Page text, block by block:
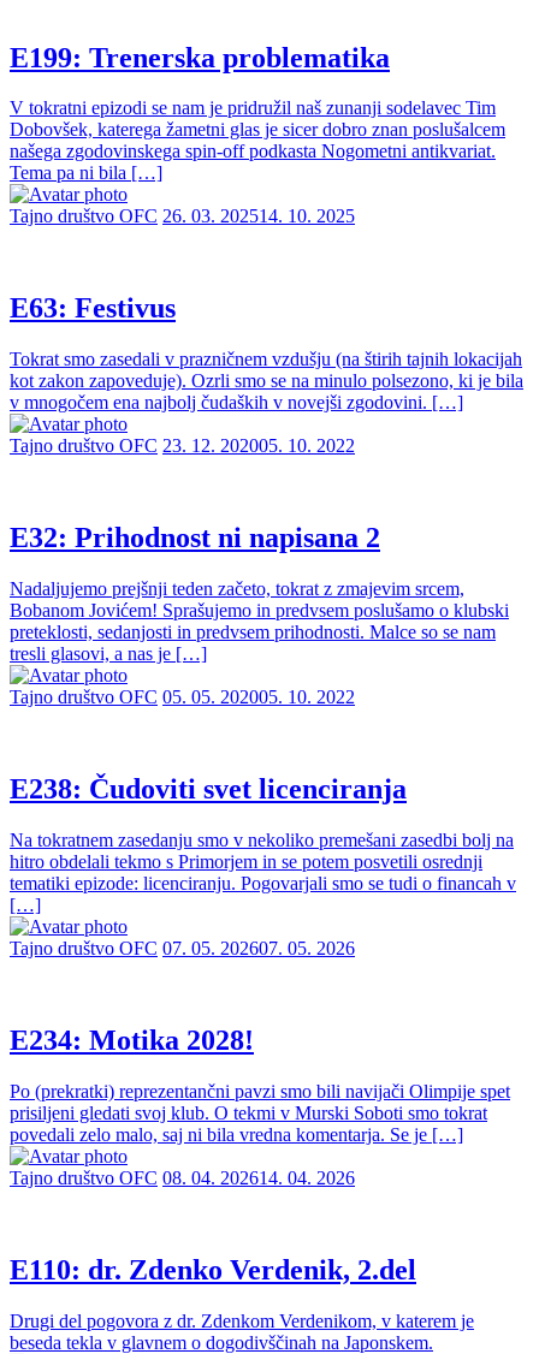
E199: Trenerska problematika
V tokratni epizodi se nam je pridružil naš zunanji sodelavec Tim
Dobovšek, katerega žametni glas je sicer dobro znan poslušalcem
našega zgodovinskega spin-off podkasta Nogometni antikvariat.
Tema pa ni bila […]
Tajno društvo OFC 26. 03. 202514. 10. 2025
E63: Festivus
Tokrat smo zasedali v prazničnem vzdušju (na štirih tajnih lokacijah
kot zakon zapoveduje). Ozrli smo se na minulo polsezono, ki je bila
v mnogočem ena najbolj čudaških v novejši zgodovini. […]
Tajno društvo OFC 23. 12. 202005. 10. 2022
E32: Prihodnost ni napisana 2
Nadaljujemo prejšnji teden začeto, tokrat z zmajevim srcem,
Bobanom Jovićem! Sprašujemo in predvsem poslušamo o klubski
preteklosti, sedanjosti in predvsem prihodnosti. Malce so se nam
tresli glasovi, a nas je […]
Tajno društvo OFC 05. 05. 202005. 10. 2022
E238: Čudoviti svet licenciranja
Na tokratnem zasedanju smo v nekoliko premešani zasedbi bolj na
hitro obdelali tekmo s Primorjem in se potem posvetili osrednji
tematiki epizode: licenciranju. Pogovarjali smo se tudi o financah v
[…]
Tajno društvo OFC 07. 05. 202607. 05. 2026
E234: Motika 2028!
Po (prekratki) reprezentančni pavzi smo bili navijači Olimpije spet
prisiljeni gledati svoj klub. O tekmi v Murski Soboti smo tokrat
povedali zelo malo, saj ni bila vredna komentarja. Se je […]
Tajno društvo OFC 08. 04. 202614. 04. 2026
E110: dr. Zdenko Verdenik, 2.del
Drugi del pogovora z dr. Zdenkom Verdenikom, v katerem je
beseda tekla v glavnem o dogodivščinah na Japonskem.